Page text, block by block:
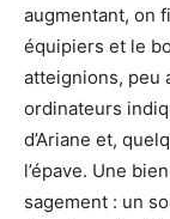
augmentant, on
équipiers et le
atteignions, peu
ordinateurs
d’Ariane et,
l’épave. Une
sagement : un